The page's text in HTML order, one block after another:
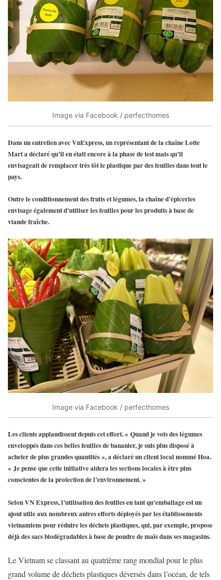
Image via Facebook / perfecthomes
Dans un entretien avec VnExpress, un représentant de la chaîne Lotte
Mart a déclaré qu’il en était encore à la phase de test mais qu’il
envisageait de remplacer très tôt le plastique par des feuilles dans tout le
pays.
Outre le conditionnement des fruits et légumes, la chaîne d’épiceries
envisage également d’utiliser les feuilles pour les produits à base de
viande fraîche.
Image via Facebook / perfecthomes
Les clients applaudissent depuis cet effort. « Quand je vois des légumes
enveloppés dans ces belles feuilles de bananier, je suis plus disposé à
acheter de plus grandes quantités », a déclaré un client local nommé Hoa.
« Je pense que cette initiative aidera les sections locales à être plus
conscientes de la protection de l’environnement. »
Selon VN Express, l’utilisation des feuilles en tant qu’emballage est un
ajout utile aux nombreux autres efforts déployés par les établissements
vietnamiens pour réduire les déchets plastiques, qui, par exemple, propose
déjà des sacs biodégradables à base de poudre de maïs dans ses magasins.
Le Vietnam se classant au quatrième rang mondial pour le plus
grand volume de déchets plastiques déversés dans l’océan, de tels